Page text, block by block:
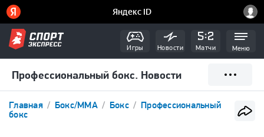
Игры Новости Матчи Меню
Профессиональный бокс. Новости
Главная Бокс/ММА Бокс
Профессиональный
бокс